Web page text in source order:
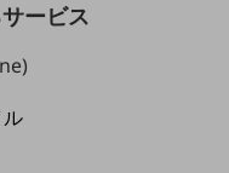
ービス